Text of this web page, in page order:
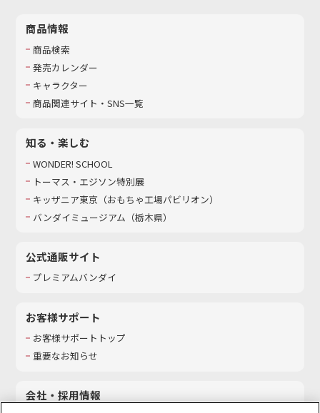
商品情報
商品検索
発売カレンダー
キャラクター
商品関連サイト・SNS一覧
知る・楽しむ
WONDER! SCHOOL
トーマス・エジソン特別展
キッザニア東京（おもちゃ工場パビリオン）​
バンダイミュージアム（栃木県）
公式通販サイト
プレミアムバンダイ
お客様サポート
お客様サポートトップ
重要なお知らせ
会社・採用情報